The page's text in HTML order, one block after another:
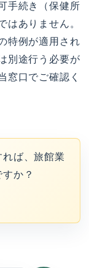
手続き（保健所
はありません。
特例が適用され
別途行う必要が
窓口でご確認く
ば、旅館業
か？